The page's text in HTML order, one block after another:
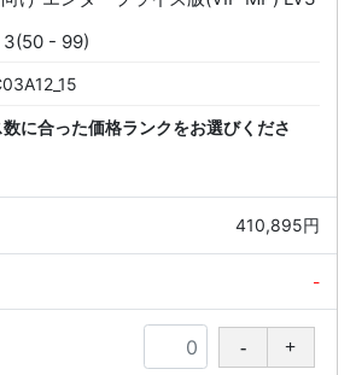
3(50 - 99)
に合った価格ランクをお選びくださ
410,895円
-